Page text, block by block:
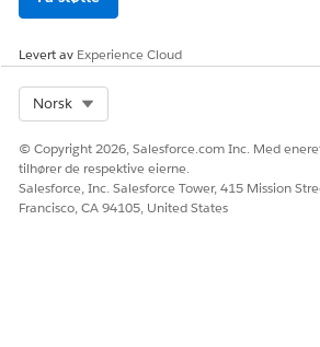
La oss få vite det slik at vi kan
Levert av Experience Cloud
Norsk
© Copyright 2026, Salesforce.com Inc. Med
tilhører de respektive eierne.
Salesforce, Inc. Salesforce Tower, 415 Mission
Francisco, CA 94105, United States